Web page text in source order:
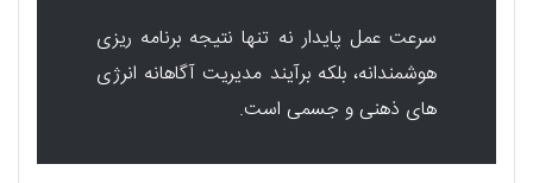
سرعت عمل پایدار نه تنها نتیجه برنامه ریزی
هوشمندانه، بلکه برآیند مدیریت آگاهانه انرژی
های ذهنی و جسمی است.